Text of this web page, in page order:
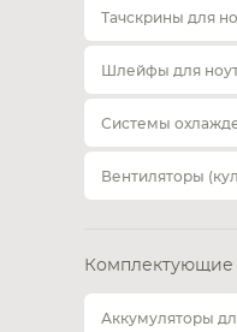
Тачскрины для
Шлейфы для
Системы
Вентиляторы
Комплектующие
Аккумуляторы